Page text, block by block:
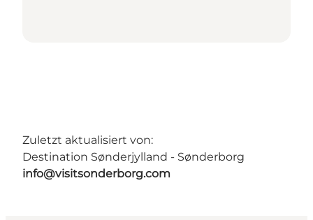
Zuletzt aktualisiert von:
Destination Sønderjylland - Sønderborg
info@visitsonderborg.com